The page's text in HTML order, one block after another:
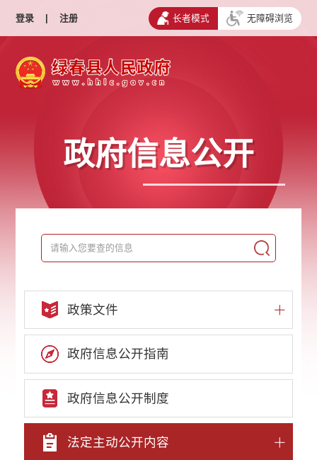
登录 | 注册 长者模式 无障碍浏览
政府信息公开
政策文件
政府信息公开指南
政府信息公开制度
法定主动公开内容